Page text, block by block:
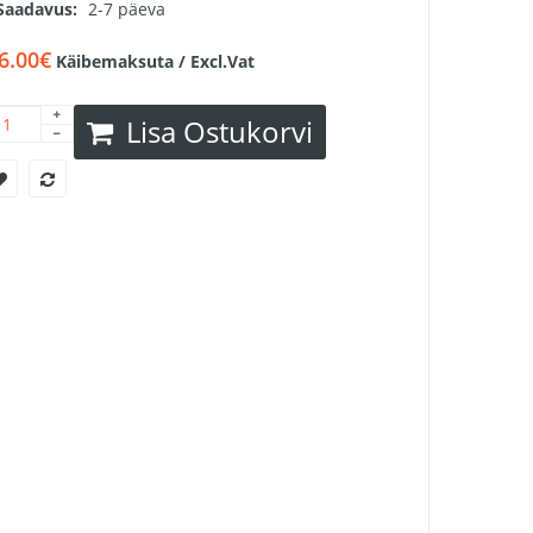
2-7 päeva
Käibemaksuta / Excl.Vat
Lisa Ostukorvi